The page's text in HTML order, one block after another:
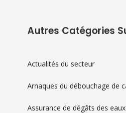
Autres Catégories
Actualités du secteur
Arnaques du débouchage de
Assurance de dégâts des eaux